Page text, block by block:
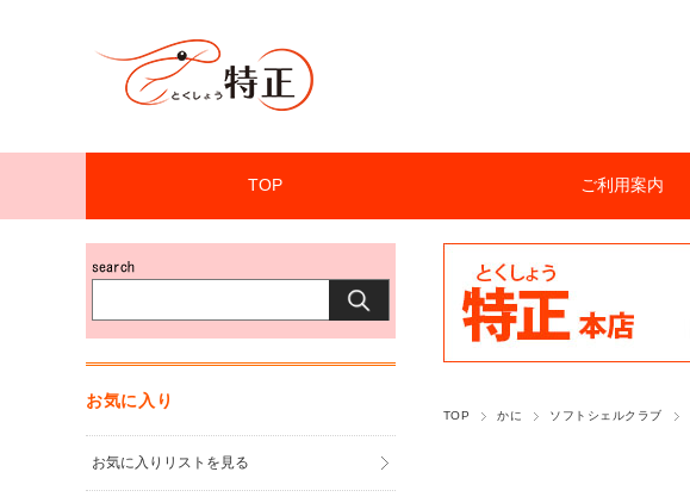
TOP ご利用案内
TOP かに ソフトシェルクラブ
お気に入り
お気に入りリストを見る